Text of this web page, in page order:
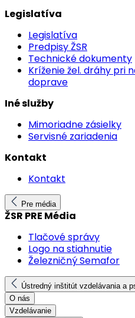
Legislatíva
Legislatíva
Predpisy ŽSR
Technické dokumenty
Kríženie žel. dráhy pri
doprave
Iné služby
Mimoriadne zásielky
Servisné zariadenia
Kontakt
Kontakt
Pre média
ŽSR PRE Média
Tlačové správy
Logo na stiahnutie
Železničný Semafor
Ústredný inštitút vzdelávania a
O nás
Vzdelávanie